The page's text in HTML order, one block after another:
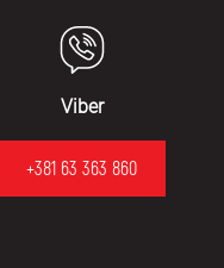
Viber
+381 63 363 860